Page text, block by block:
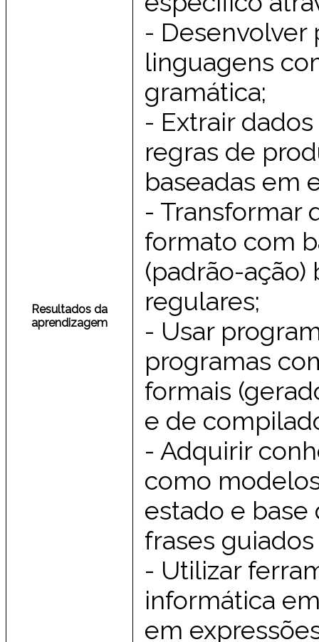
Resultados da
aprendizagem
- Desenvolver
linguagens
gramática;
- Extrair
regras de
baseadas em
- Transformar
formato com
(padrão-ação)
regulares;
- Usar
programas
formais
e de
- Adquirir
como
estado e
frases
- Utilizar
informática
em